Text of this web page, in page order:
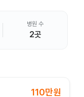
병원 수
2곳
110만원